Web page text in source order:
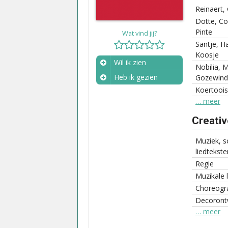
Wat vind jij?
Wil ik zien
Heb ik gezien
Reinaert,
Dotte,
Pinte
Santje,
Koosje
Nobilia,
… meer
Muziek,
Regie
Muzikale
… meer